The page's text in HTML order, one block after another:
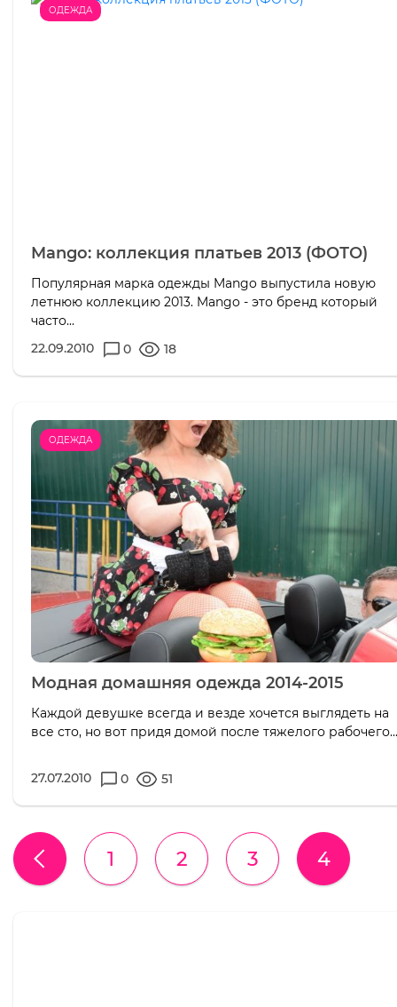
ОДЕЖДА
Mango: коллекция платьев 2013 (ФОТО)
Популярная марка одежды Mango выпустила новую
летнюю коллекцию 2013. Mango - это бренд который
часто...
22.09.2010
0 18
ОДЕЖДА
Модная домашняя одежда 2014-2015
Каждой девушке всегда и везде хочется выглядеть на
все сто, но вот придя домой после тяжелого рабочего...
27.07.2010 0 51
1 2 3 4